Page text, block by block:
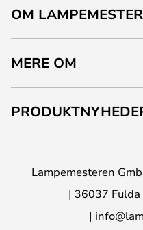
OM
MERE OM
Lampemesteren
36037 Fulda